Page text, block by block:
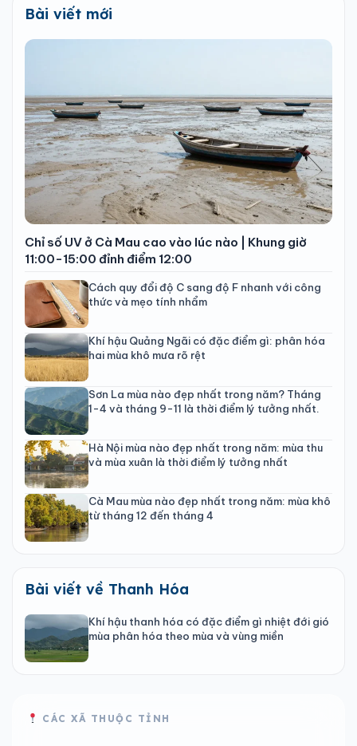
Bài viết mới
Chỉ số UV ở Cà Mau cao vào lúc nào | Khung giờ
11:00-15:00 đỉnh điểm 12:00
Cách quy đổi độ C sang độ F nhanh với công
thức và mẹo tính nhẩm
Khí hậu Quảng Ngãi có đặc điểm gì: phân hóa
hai mùa khô mưa rõ rệt
Sơn La mùa nào đẹp nhất trong năm? Tháng
1-4 và tháng 9-11 là thời điểm lý tưởng nhất.
Hà Nội mùa nào đẹp nhất trong năm: mùa thu
và mùa xuân là thời điểm lý tưởng nhất
Cà Mau mùa nào đẹp nhất trong năm: mùa khô
từ tháng 12 đến tháng 4
Bài viết về Thanh Hóa
Khí hậu thanh hóa có đặc điểm gì nhiệt đới gió
mùa phân hóa theo mùa và vùng miền
CÁC XÃ THUỘC TỈNH